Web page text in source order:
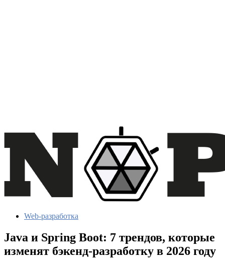
Web-разработка
Java и Spring Boot: 7 трендов, которые
изменят бэкенд-разработку в 2026 году